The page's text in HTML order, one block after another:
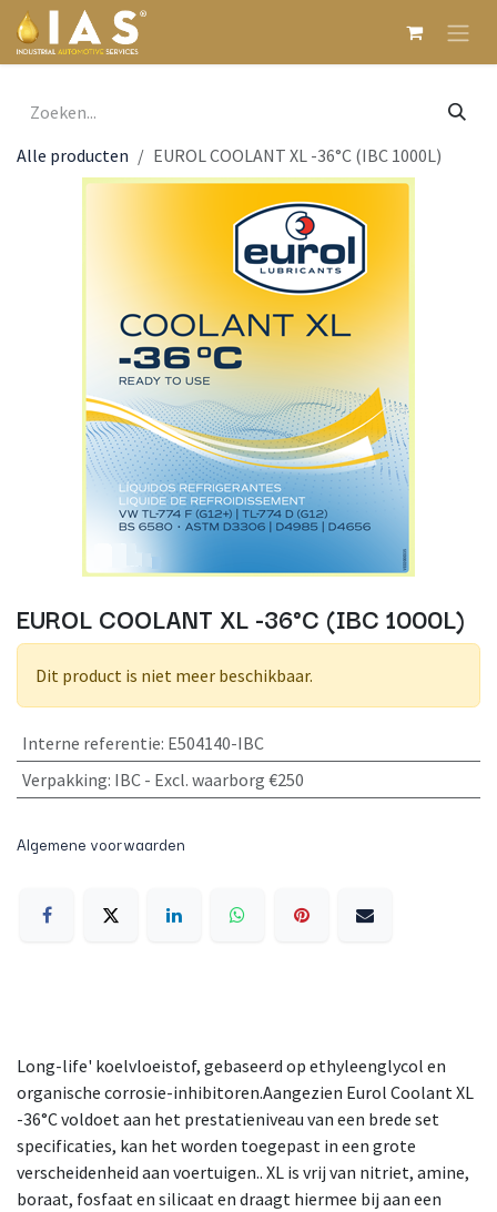
Overslaan naar inhoud
Alle producten EUROL COOLANT XL -36°C (IBC 1000L)
EUROL COOLANT XL -36°C (IBC 1000L)
Dit product is niet meer beschikbaar.
Interne referentie: E504140-IBC
Verpakking: IBC - Excl. waarborg €250
Algemene voorwaarden
Long-life' koelvloeistof, gebaseerd op ethyleenglycol en
organische corrosie-inhibitoren.Aangezien Eurol Coolant XL
-36°C voldoet aan het prestatieniveau van een brede set
specificaties, kan het worden toegepast in een grote
verscheidenheid aan voertuigen.. XL is vrij van nitriet, amine,
boraat, fosfaat en silicaat en draagt hiermee bij aan een